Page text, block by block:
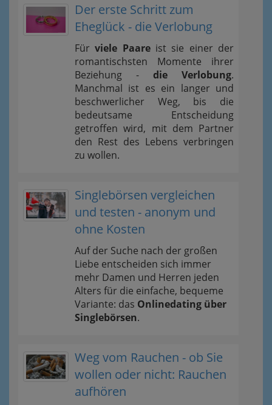
Der erste Schritt zum
Eheglück - die Verlobung
Fürviele Paareist sie einer der
romantischsten Momente ihrer
Beziehung - die Verlobung.
Manchmal ist es ein langer und
beschwerlicher Weg, bis die
bedeutsame Entscheidung
getroffen wird, mit dem Partner
den Rest des Lebens verbringen
zu wollen.
Singlebörsen vergleichen
und testen - anonym und
ohne Kosten
Auf der Suche nach der großen
Liebe entscheiden sich immer
mehr Damen und Herren jeden
Alters für die einfache, bequeme
Variante: das Onlinedating über
Singlebörsen.
Weg vom Rauchen - ob Sie
wollen oder nicht: Rauchen
aufhören